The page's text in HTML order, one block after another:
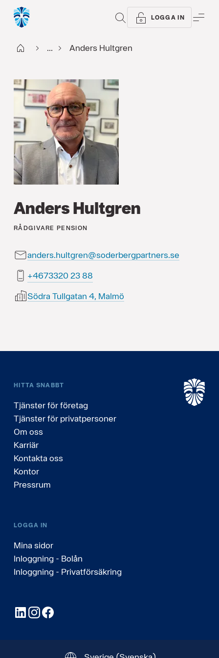
SÖK LOGGA IN
Start ... Anders Hultgren
Anders Hultgren
RÅDGIVARE PENSION
anders.hultgren@soderbergpartners.se
88 32 0233764+
Södra Tullgatan 4, Malmö
HITTA SNABBT
Tjänster för företag
Tjänster för privatpersoner
Om oss
Karriär
Kontakta oss
Kontor
Pressrum
LOGGA IN
Mina sidor
Inloggning - Bolån
Inloggning - Privatförsäkring
LinkedInInstagram